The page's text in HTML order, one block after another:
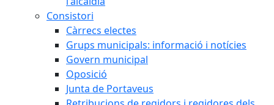
Consistori
Càrrecs electes
Grups municipals: informació i notícies
Govern municipal
Oposició
Junta de Portaveus